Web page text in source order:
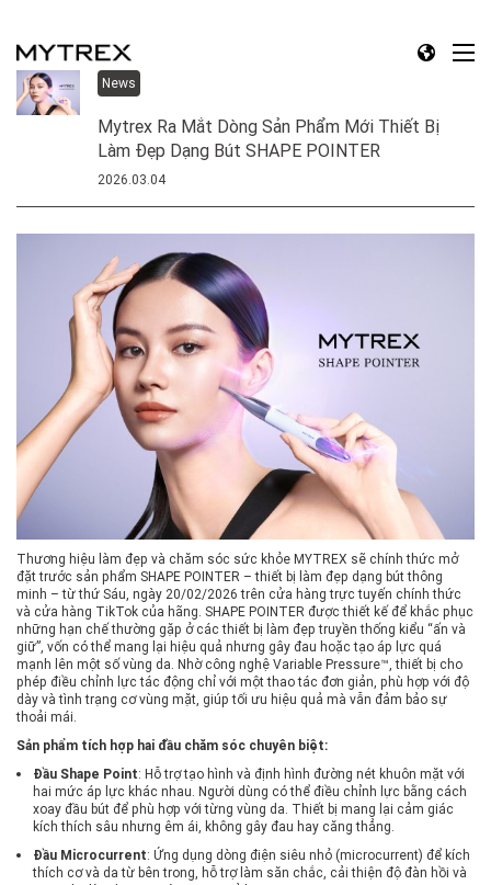
News
Mytrex Ra Mắt Dòng Sản Phẩm Mới Thiết Bị
Làm Đẹp Dạng Bút SHAPE POINTER
2026.03.04
Thương hiệu làm đẹp và chăm sóc sức khỏe MYTREX sẽ chính thức mở
đặt trước sản phẩm SHAPE POINTER – thiết bị làm đẹp dạng bút thông
minh – từ thứ Sáu, ngày 20/02/2026 trên cửa hàng trực tuyến chính thức
và cửa hàng TikTok của hãng. SHAPE POINTER được thiết kế để khắc phục
những hạn chế thường gặp ở các thiết bị làm đẹp truyền thống kiểu “ấn và
giữ”, vốn có thể mang lại hiệu quả nhưng gây đau hoặc tạo áp lực quá
mạnh lên một số vùng da. Nhờ công nghệ Variable Pressure™, thiết bị cho
phép điều chỉnh lực tác động chỉ với một thao tác đơn giản, phù hợp với độ
dày và tình trạng cơ vùng mặt, giúp tối ưu hiệu quả mà vẫn đảm bảo sự
thoải mái.
Sản phẩm tích hợp hai đầu chăm sóc chuyên biệt:
Đầu Shape Point: Hỗ trợ tạo hình và định hình đường nét khuôn mặt với
hai mức áp lực khác nhau. Người dùng có thể điều chỉnh lực bằng cách
xoay đầu bút để phù hợp với từng vùng da. Thiết bị mang lại cảm giác
kích thích sâu nhưng êm ái, không gây đau hay căng thẳng.
Đầu Microcurrent: Ứng dụng dòng điện siêu nhỏ (microcurrent) để kích
thích cơ và da từ bên trong, hỗ trợ làm săn chắc, cải thiện độ đàn hồi và